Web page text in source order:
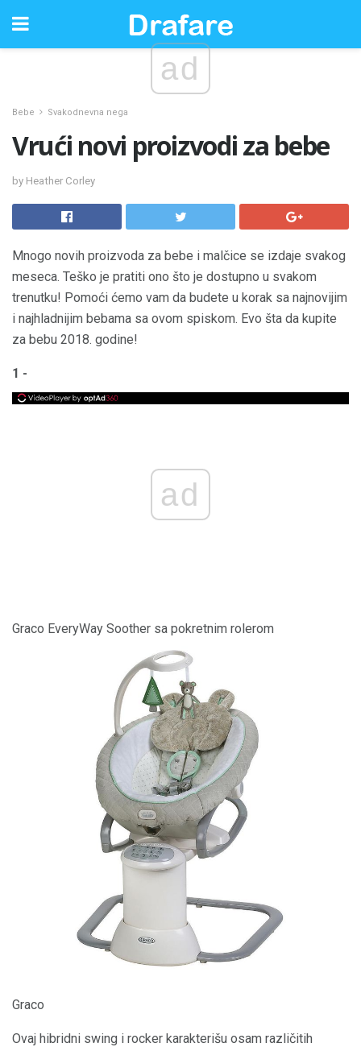
ad
Bebe Svakodnevna nega
Vrući novi proizvodi za bebe
by Heather Corley
Mnogo novih proizvoda za bebe i malčice se izdaje svakog
meseca. Teško je pratiti ono što je dostupno u svakom
trenutku! Pomoći ćemo vam da budete u korak sa najnovijim
i najhladnijim bebama sa ovom spiskom. Evo šta da kupite
za bebu 2018. godine!
1 -
ad
Graco EveryWay Soother sa pokretnim rolerom
Graco
Ovaj hibridni swing i rocker karakterišu osam različitih